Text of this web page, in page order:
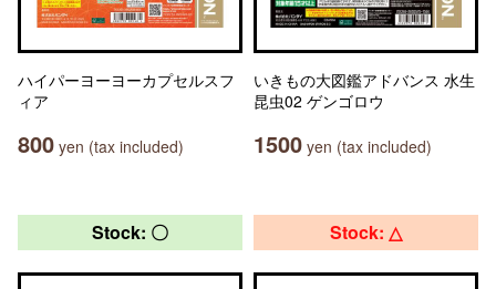
ハイパーヨーヨーカプセルスフ
ィア
800 yen (tax included)
いきもの大図鑑アドバンス 水生
昆虫02 ゲンゴロウ
1500 yen (tax included)
Stock: 〇 Stock: △